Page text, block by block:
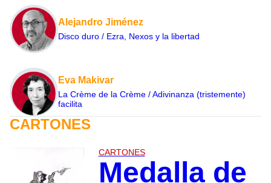
Alejandro Jiménez
Disco duro / Ezra, Nexos y la libertad
Eva Makivar
La Crème de la Crème / Adivinanza (tristemente)
facilita
CARTONES
CARTONES
Medalla de